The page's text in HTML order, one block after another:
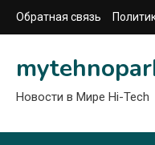
Перейти
к
Обратная связь
Новости в Мире Hi-Tech